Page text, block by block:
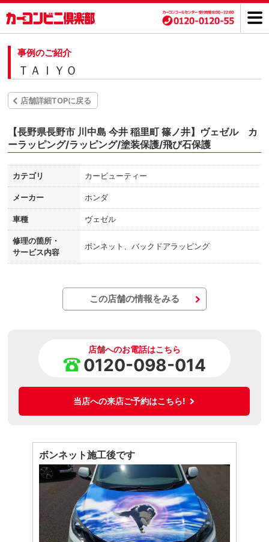
事例のご紹介
ＴＡＩＹＯ
店舗詳細TOPに戻る
【長野県長野市 川中島 今井 稲里町 篠ノ井】ヴェゼル カ
ーラッピング/ラッピング/塗装保護/飛び石保護
カテゴリ カービューティー
メーカー ホンダ
車種 ヴェゼル
修理の箇所・
サービス内容
ボンネット、バックドアラッピング
この店舗の情報をみる
店舗へのお電話はこちら
0120-098-014
当店への来店ご予約はこちら!
ボンネット施工後です